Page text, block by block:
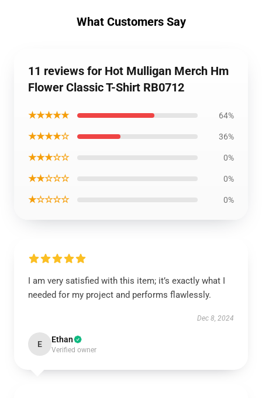
What Customers Say
11 reviews for Hot Mulligan Merch Hm
Flower Classic T-Shirt RB0712
★★★★★ 64%
★★★★☆ 36%
★★★☆☆ 0%
★★☆☆☆ 0%
★☆☆☆☆ 0%
I am very satisfied with this item; it’s exactly what I
needed for my project and performs flawlessly.
Dec 8, 2024
E Ethan
Verified owner